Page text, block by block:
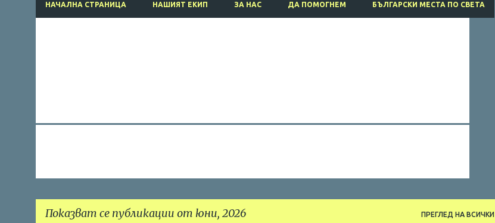
НАЧАЛНА СТРАНИЦА НАШИЯТ ЕКИП ЗА НАС ДА ПОМОГНЕМ БЪЛГАРСКИ МЕСТА ПО СВЕТА
Показват се публикации от юни, 2026 ПРЕГЛЕД НА ВСИЧКИ